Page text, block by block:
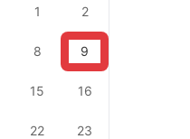
1 2
8 9
15 16
22 23